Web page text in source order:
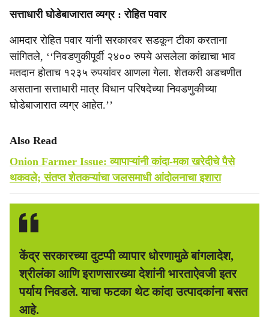
सत्ताधारी घोडेबाजारात व्यग्र : रोहित पवार
आमदार रोहित पवार यांनी सरकारवर सडकून टीका करताना
सांगितले, ‘‘निवडणुकीपूर्वी २४०० रुपये असलेला कांद्याचा भाव
मतदान होताच १२३५ रुपयांवर आणला गेला. शेतकरी अडचणीत
असताना सत्ताधारी मात्र विधान परिषदेच्या निवडणुकीच्या
घोडेबाजारात व्यग्र आहेत.’’
Also Read
Onion Farmer Issue: व्यापाऱ्यांनी कांदा-मका खरेदीचे पैसे
थकवले; संतप्त शेतकऱ्यांचा जलसमाधी आंदोलनाचा इशारा
केंद्र सरकारच्या दुटप्पी व्यापार धोरणामुळे बांगलादेश,
श्रीलंका आणि इराणसारख्या देशांनी भारताऐवजी इतर
पर्याय निवडले. याचा फटका थेट कांदा उत्पादकांना बसत
आहे.